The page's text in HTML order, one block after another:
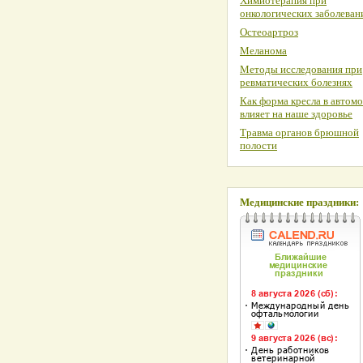
онкологических
Остеоартроз
Меланома
Методы исследования при
ревматических болезнях
Как форма кресла в
влияет на наше здоровье
Травма органов брюшной
полости
Медицинские праздники: